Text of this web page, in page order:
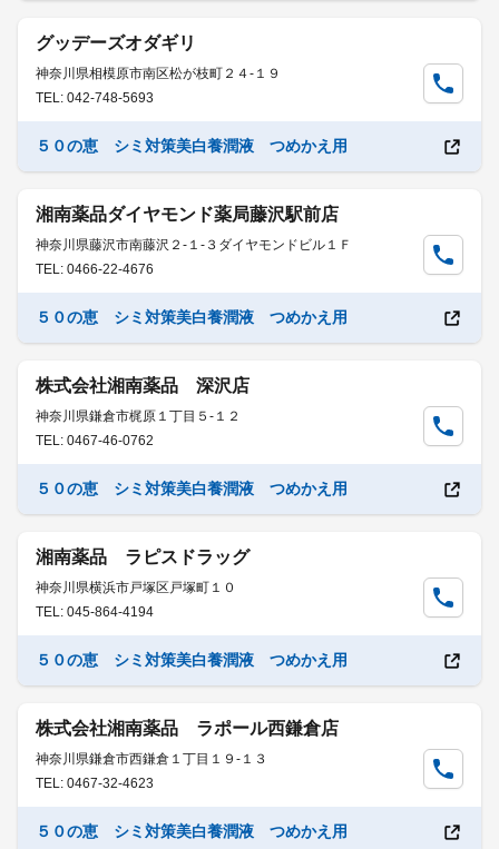
グッデーズオダギリ
神奈川県相模原市南区松が枝町２４-１９
TEL: 042-748-5693
５０の恵 シミ対策美白養潤液 つめかえ用
湘南薬品ダイヤモンド薬局藤沢駅前店
神奈川県藤沢市南藤沢２-１-３ダイヤモンドビル１Ｆ
TEL: 0466-22-4676
５０の恵 シミ対策美白養潤液 つめかえ用
株式会社湘南薬品 深沢店
神奈川県鎌倉市梶原１丁目５-１２
TEL: 0467-46-0762
５０の恵 シミ対策美白養潤液 つめかえ用
湘南薬品 ラピスドラッグ
神奈川県横浜市戸塚区戸塚町１０
TEL: 045-864-4194
５０の恵 シミ対策美白養潤液 つめかえ用
株式会社湘南薬品 ラポール西鎌倉店
神奈川県鎌倉市西鎌倉１丁目１９-１３
TEL: 0467-32-4623
５０の恵 シミ対策美白養潤液 つめかえ用